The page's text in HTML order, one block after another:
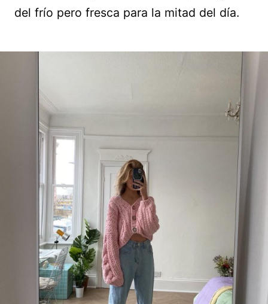
del frío pero fresca para la mitad del día.